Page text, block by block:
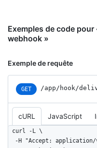
Exemples de code
webhook »
Exemple de requête
GET /app /hook /
cURL JavaScript
curl -L \